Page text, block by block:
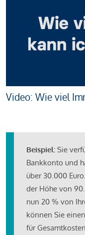
Video: Wie viel
Beispiel: Sie
Bankkonto und
über 30.000
der Höhe von
nun 20 % von
können Sie
für